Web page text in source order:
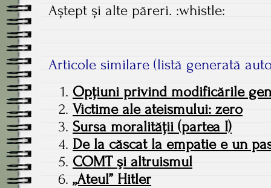
Aștept și alte păreri. :whistle:
Articole similare (listă generată
Opţiuni privind modificările
Victime ale ateismului: zero
Sursa moralităţii (partea I)
De la căscat la empatie e un
COMT şi altruismul
„Ateul” Hitler